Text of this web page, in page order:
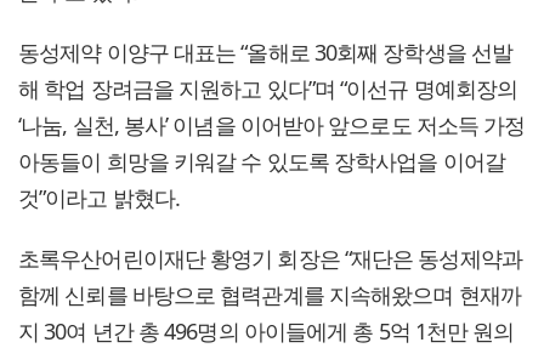
동성제약 이양구 대표는 “올해로 30회째 장학생을 선발
해 학업 장려금을 지원하고 있다”며 “이선규 명예회장의
‘나눔, 실천, 봉사’ 이념을 이어받아 앞으로도 저소득 가정
아동들이 희망을 키워갈 수 있도록 장학사업을 이어갈
것”이라고 밝혔다.
초록우산어린이재단 황영기 회장은 “재단은 동성제약과
함께 신뢰를 바탕으로 협력관계를 지속해왔으며 현재까
지 30여 년간 총 496명의 아이들에게 총 5억 1천만 원의